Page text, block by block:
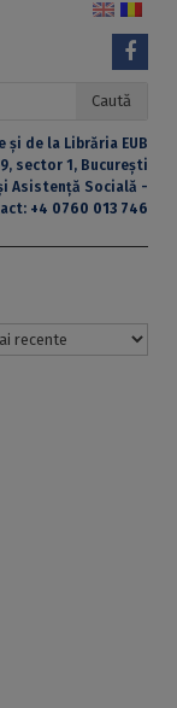
Caută
de la Librăria EUB
sector 1, București
Asistență Socială -
+4 0760 013 746